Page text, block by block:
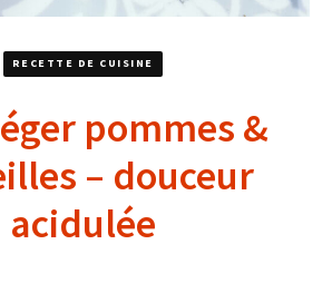
RECETTE DE CUISINE
pommes &
– douceur
acidulée